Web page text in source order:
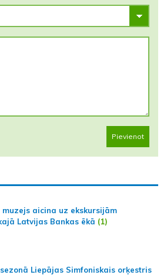
Pievienot
muzejs aicina uz ekskursijām
Latvijas Bankas ēkā (1)
Liepājas Simfoniskais orķestris